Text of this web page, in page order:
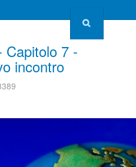
Capitolo 7 -
incontro